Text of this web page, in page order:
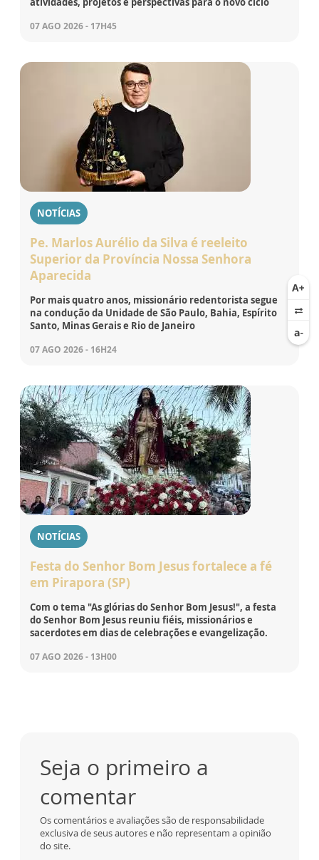
07 AGO 2026 - 17H45
NOTÍCIAS
Pe. Marlos Aurélio da Silva é reeleito
Superior da Província Nossa Senhora
Aparecida
Por mais quatro anos, missionário redentorista segue
na condução da Unidade de São Paulo, Bahia, Espírito
Santo, Minas Gerais e Rio de Janeiro
07 AGO 2026 - 16H24
NOTÍCIAS
Festa do Senhor Bom Jesus fortalece a fé
em Pirapora (SP)
Com o tema "As glórias do Senhor Bom Jesus!", a festa
do Senhor Bom Jesus reuniu fiéis, missionários e
sacerdotes em dias de celebrações e evangelização.
07 AGO 2026 - 13H00
Seja o primeiro a
comentar
Os comentários e avaliações são de responsabilidade
exclusiva de seus autores e não representam a opinião
do site.